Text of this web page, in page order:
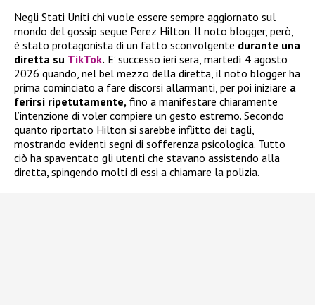
Negli Stati Uniti chi vuole essere sempre aggiornato sul
mondo del gossip segue Perez Hilton. Il noto blogger, però,
è stato protagonista di un fatto sconvolgente durante una
diretta su TikTok. E’ successo ieri sera, martedì 4 agosto
2026 quando, nel bel mezzo della diretta, il noto blogger ha
prima cominciato a fare discorsi allarmanti, per poi iniziare a
ferirsi ripetutamente, fino a manifestare chiaramente
l’intenzione di voler compiere un gesto estremo. Secondo
quanto riportato Hilton si sarebbe inflitto dei tagli,
mostrando evidenti segni di sofferenza psicologica. Tutto
ciò ha spaventato gli utenti che stavano assistendo alla
diretta, spingendo molti di essi a chiamare la polizia.